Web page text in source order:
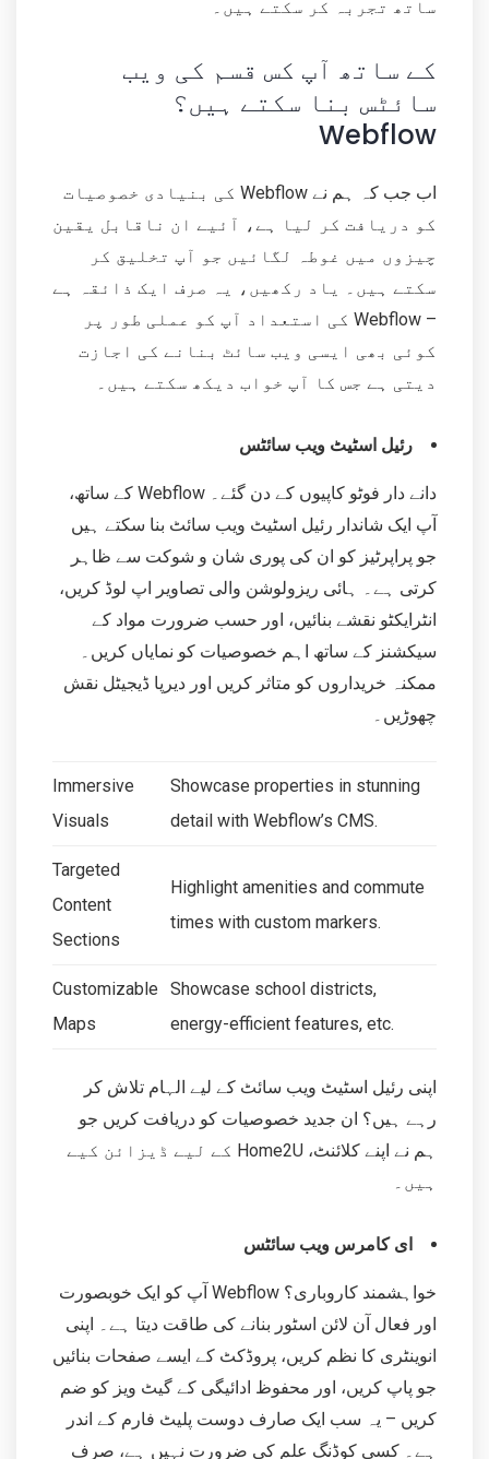
ساتھ تجربہ کر سکتے ہیں۔
کے ساتھ آپ کس قسم کی ویب
سائٹس بنا سکتے ہیں؟
Webflow
اب جب کہ ہم نے Webflow کی بنیادی خصوصیات
کو دریافت کر لیا ہے، آئیے ان ناقابل یقین
چیزوں میں غوطہ لگائیں جو آپ تخلیق کر
سکتے ہیں۔ یاد رکھیں، یہ صرف ایک ذائقہ ہے
– Webflow کی استعداد آپ کو عملی طور پر
کوئی بھی ایسی ویب سائٹ بنانے کی اجازت
دیتی ہے جس کا آپ خواب دیکھ سکتے ہیں۔
رئیل اسٹیٹ ویب سائٹس
دانے دار فوٹو کاپیوں کے دن گئے۔ Webflow کے ساتھ،
آپ ایک شاندار رئیل اسٹیٹ ویب سائٹ بنا سکتے ہیں
جو پراپرٹیز کو ان کی پوری شان و شوکت سے ظاہر
کرتی ہے۔ ہائی ریزولوشن والی تصاویر اپ لوڈ کریں،
انٹرایکٹو نقشے بنائیں، اور حسب ضرورت مواد کے
سیکشنز کے ساتھ اہم خصوصیات کو نمایاں کریں۔
ممکنہ خریداروں کو متاثر کریں اور دیرپا ڈیجیٹل نقش
چھوڑیں۔
Immersive
Visuals
Showcase properties in stunning
detail with Webflow’s CMS.
Targeted
Content
Sections
Highlight amenities and commute
times with custom markers.
Customizable
Maps
Showcase school districts,
energy-efficient features, etc.
اپنی رئیل اسٹیٹ ویب سائٹ کے لیے الہام تلاش کر
رہے ہیں؟ ان جدید خصوصیات کو دریافت کریں جو
ہم نے اپنے کلائنٹ، Home2U کے لیے ڈیزائن کیے
ہیں۔
ای کامرس ویب سائٹس
خواہشمند کاروباری؟ Webflow آپ کو ایک خوبصورت
اور فعال آن لائن اسٹور بنانے کی طاقت دیتا ہے۔ اپنی
انوینٹری کا نظم کریں، پروڈکٹ کے ایسے صفحات بنائیں
جو پاپ کریں، اور محفوظ ادائیگی کے گیٹ ویز کو ضم
کریں – یہ سب ایک صارف دوست پلیٹ فارم کے اندر
ہے۔ کسی کوڈنگ علم کی ضرورت نہیں ہے، صرف